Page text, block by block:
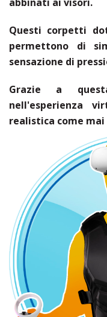
Questi corpetti
permettono di
sensazione di
Grazie a
nell'esperienza
realistica come